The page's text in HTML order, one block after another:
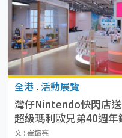
全港 . 活動展覽
灣仔Nintendo快閃店
超級瑪利歐兄弟40週年
文 : 崔鎬亮